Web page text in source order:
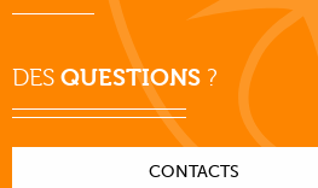
DES QUESTIONS ?
CONTACTS